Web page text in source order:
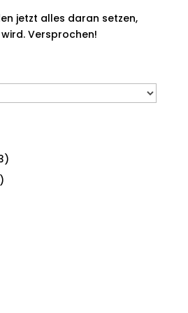
jetzt alles daran setzen,
Versprochen!